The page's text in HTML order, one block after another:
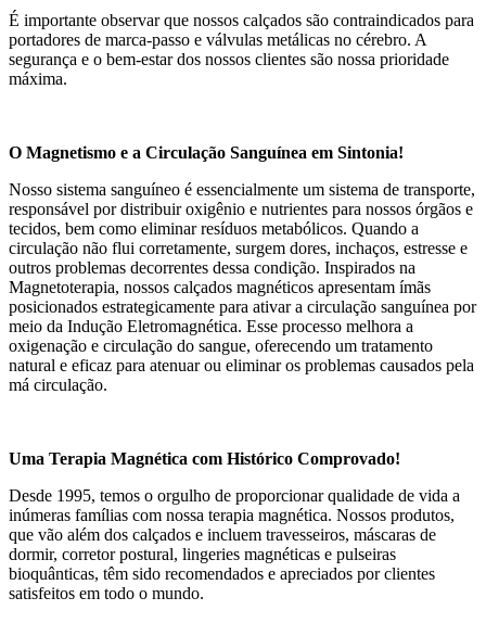
É importante observar que nossos calçados são contraindicados para
portadores de marca-passo e válvulas metálicas no cérebro. A
segurança e o bem-estar dos nossos clientes são nossa prioridade
máxima.
O Magnetismo e a Circulação Sanguínea em Sintonia!
Nosso sistema sanguíneo é essencialmente um sistema de transporte,
responsável por distribuir oxigênio e nutrientes para nossos órgãos e
tecidos, bem como eliminar resíduos metabólicos. Quando a
circulação não flui corretamente, surgem dores, inchaços, estresse e
outros problemas decorrentes dessa condição. Inspirados na
Magnetoterapia, nossos calçados magnéticos apresentam ímãs
posicionados estrategicamente para ativar a circulação sanguínea por
meio da Indução Eletromagnética. Esse processo melhora a
oxigenação e circulação do sangue, oferecendo um tratamento
natural e eficaz para atenuar ou eliminar os problemas causados pela
má circulação.
Uma Terapia Magnética com Histórico Comprovado!
Desde 1995, temos o orgulho de proporcionar qualidade de vida a
inúmeras famílias com nossa terapia magnética. Nossos produtos,
que vão além dos calçados e incluem travesseiros, máscaras de
dormir, corretor postural, lingeries magnéticas e pulseiras
bioquânticas, têm sido recomendados e apreciados por clientes
satisfeitos em todo o mundo.